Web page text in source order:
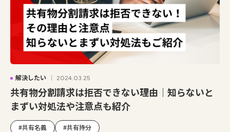
解決したい 2024.03.25
共有物分割請求は拒否できない理由｜知らないと
まずい対処法や注意点も紹介
#共有名義 #共有持分